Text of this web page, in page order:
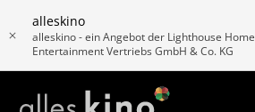
alleskino
alleskino - ein Angebot der Lighthouse Home
Entertainment Vertriebs GmbH & Co. KG